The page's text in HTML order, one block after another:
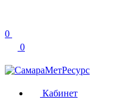
0
0
Кабинет